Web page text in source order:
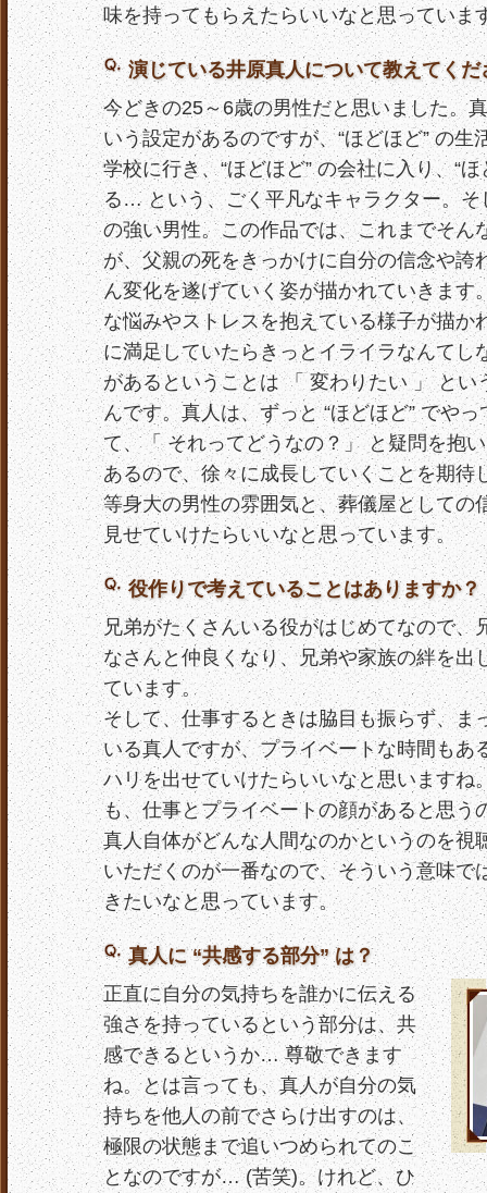
味を持ってもらえたらいいなと思っていま
演じている井原真人について教えてくだ
今どきの25～6歳の男性だと思いました。
いう設定があるのですが、“ほどほど” の生
学校に行き、“ほどほど” の会社に入り、“
る… という、ごく平凡なキャラクター。そ
の強い男性。この作品では、これまでそん
が、父親の死をきっかけに自分の信念や誇
ん変化を遂げていく姿が描かれていきます
な悩みやストレスを抱えている様子が描か
に満足していたらきっとイライラなんてし
があるということは 「 変わりたい 」 とい
んです。真人は、ずっと “ほどほど” でや
て、「 それってどうなの？」 と疑問を抱
あるので、徐々に成長していくことを期待
等身大の男性の雰囲気と、葬儀屋としての
見せていけたらいいなと思っています。
役作りで考えていることはありますか？
兄弟がたくさんいる役がはじめてなので、
なさんと仲良くなり、兄弟や家族の絆を
ています。
そして、仕事するときは脇目も振らず、ま
いる真人ですが、プライベートな時間もあ
ハリを出せていけたらいいなと思いますね
も、仕事とプライベートの顔があると思う
真人自体がどんな人間なのかというのを視
いただくのが一番なので、そういう意味で
きたいなと思っています。
真人に “共感する部分” は？
正直に自分の気持ちを誰かに伝える
強さを持っているという部分は、共
感できるというか… 尊敬できます
ね。とは言っても、真人が自分の気
持ちを他人の前でさらけ出すのは、
極限の状態まで追いつめられてのこ
となのですが… (苦笑)。けれど、ひ